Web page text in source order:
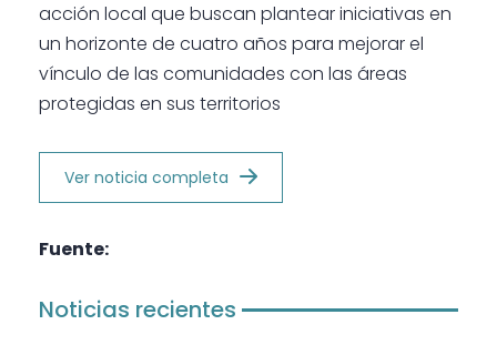
acción local que buscan plantear iniciativas en
un horizonte de cuatro años para mejorar el
vínculo de las comunidades con las áreas
protegidas en sus territorios
Ver noticia completa
Fuente:
Noticias recientes